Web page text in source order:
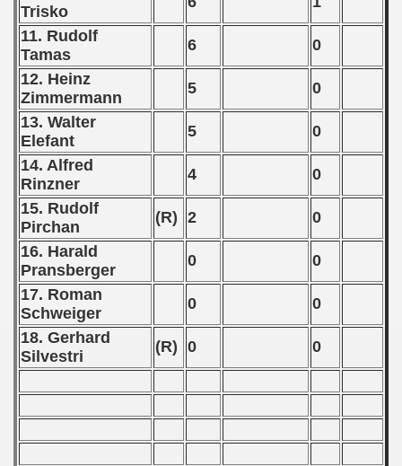
Trisko
11. Rudolf
Tamas
6
0
12. Heinz
Zimmermann
5
0
13. Walter
Elefant
5
0
14. Alfred
Rinzner
4
0
15. Rudolf
Pirchan
(R) 2
0
16. Harald
Pransberger
0
0
17. Roman
Schweiger
0
0
18. Gerhard
Silvestri
(R) 0 0
- 1991
- 1992
- 1993
- 1994
- 1995
- 1996
- 1997
- 1998
- 1999
- 2000
- 2001
- 2002